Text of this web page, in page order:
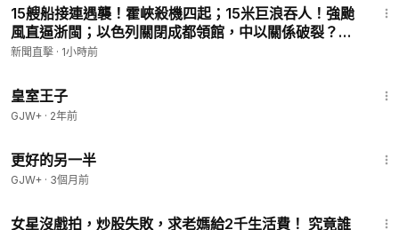
15艘船接連遇襲！霍峽殺機四起；15米巨浪吞人！強颱
風直逼浙閩；以色列關閉成都領館，中以關係破裂？川
普爱将掌舵司法部|【#新聞直擊】2026.08.08
新聞直擊 · 1小時前
皇室王子
GJW+ · 2年前
更好的另一半
GJW+ · 3個月前
女星沒戲拍，炒股失敗，求老媽給2千生活費！ 究竟誰